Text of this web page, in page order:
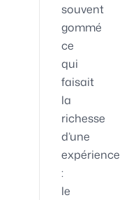
souvent
gommé
ce
qui
faisait
la
richesse
d’une
expérience
:
le